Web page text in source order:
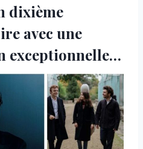
dixième
avec une
exceptionnelle…